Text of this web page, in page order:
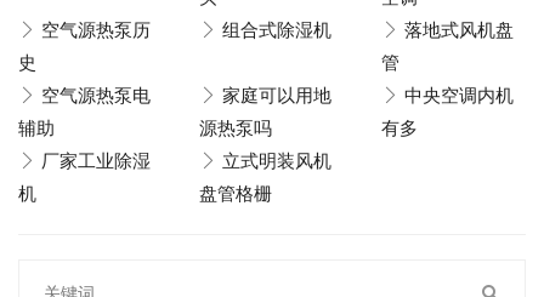
空气源热泵历
史
组合式除湿机
落地式风机盘
管
空气源热泵电
辅助
家庭可以用地
源热泵吗
中央空调内机
有多
厂家工业除湿
机
立式明装风机
盘管格栅